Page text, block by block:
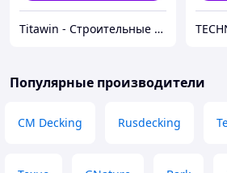
Titawin - Строительные материалы и оборудование
Популярные производители
CM Decking Rusdecking